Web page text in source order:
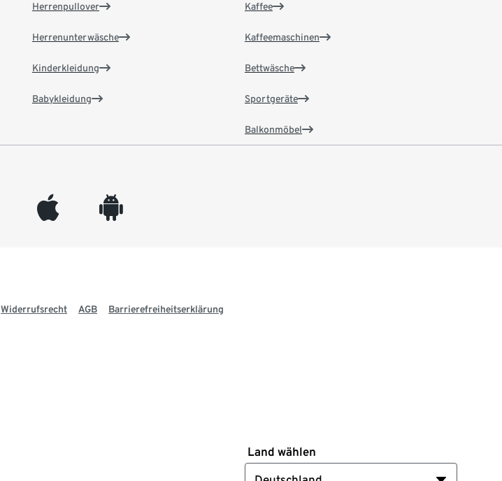
Herrenpullover
Herrenunterwäsche
Kinderkleidung
Babykleidung
Kaffee
Kaffeemaschinen
Bettwäsche
Sportgeräte
Balkonmöbel
appleinc android
Widerrufsrecht AGB Barrierefreiheitserklärung
Land wählen